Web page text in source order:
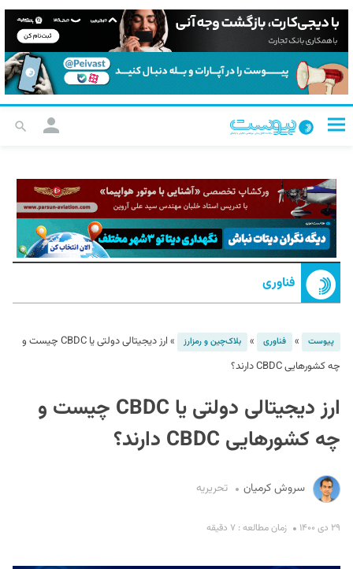
فناوری
پیوست » فناوری » بلاک‌چین و رمزارز »
ارز دیجیتالی دولتی یا CBDC چیست و
چه کشورهایی CBDC دارند؟
ارز دیجیتالی دولتی یا CBDC چیست و
چه کشورهایی CBDC دارند؟
سروش کرمیان تحریریه
۲۹ دی ۱۴۰۰ زمان مطالعه : ۷ دقیقه